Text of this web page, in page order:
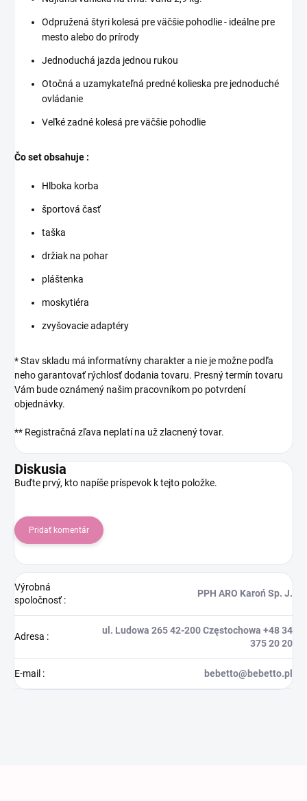
Odpružená štyri kolesá pre väčšie pohodlie - ideálne pre
mesto alebo do prírody
Jednoduchá jazda jednou rukou
Otočná a uzamykateľná predné kolieska pre jednoduché
ovládanie
Veľké zadné kolesá pre väčšie pohodlie
Čo set obsahuje :
Hlboka korba
športová časť
taška
držiak na pohar
pláštenka
moskytiéra
zvyšovacie adaptéry
* Stav skladu má informatívny charakter a nie je možne podľa
neho garantovať rýchlosť dodania tovaru. Presný termín tovaru
Vám bude oznámený našim pracovníkom po potvrdení
objednávky.
** Registračná zľava neplatí na už zlacnený tovar.
Diskusia
Buďte prvý, kto napíše príspevok k tejto položke.
Pridať komentár
Výrobná
spoločnosť:
PPH ARO Karoń Sp. J.
Adresa :
ul. Ludowa 265 42-200 Częstochowa +48 34
375 20 20
E-mail : bebetto@bebetto.pl